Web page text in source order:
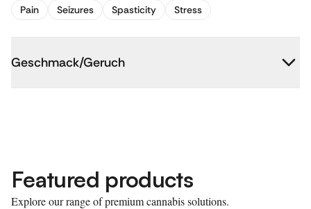
Pain
Seizures Spasticity Stress
Geschmack/Geruch
Featured products
Explore our range of premium cannabis solutions.